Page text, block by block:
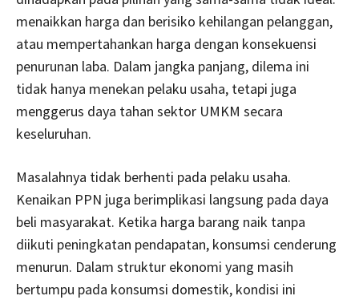
menaikkan harga dan berisiko kehilangan pelanggan,
atau mempertahankan harga dengan konsekuensi
penurunan laba. Dalam jangka panjang, dilema ini
tidak hanya menekan pelaku usaha, tetapi juga
menggerus daya tahan sektor UMKM secara
keseluruhan.
Masalahnya tidak berhenti pada pelaku usaha.
Kenaikan PPN juga berimplikasi langsung pada daya
beli masyarakat. Ketika harga barang naik tanpa
diikuti peningkatan pendapatan, konsumsi cenderung
menurun. Dalam struktur ekonomi yang masih
bertumpu pada konsumsi domestik, kondisi ini